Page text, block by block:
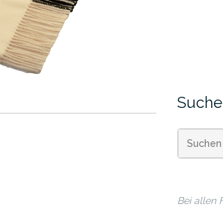
Suche
Bei allen